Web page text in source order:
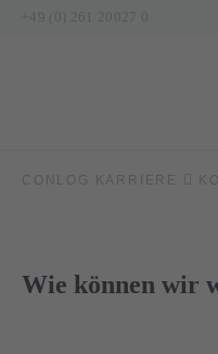
CONLOG KARRIERE
Wie können wir